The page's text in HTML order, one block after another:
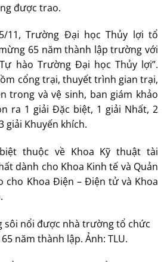
được trao.
11, Trường Đại học Thủy lợi tổ
65 năm thành lập trường với
hào Trường Đại học Thủy lợi”.
cổng trại, thuyết trình gian trại,
trong và vệ sinh, ban giám khảo
ra 1 giải Đặc biệt, 1 giải Nhất, 2
giải Khuyến khích.
thuộc về Khoa Kỹ thuật tài
dành cho Khoa Kinh tế và Quản
cho Khoa Điện – Điện tử và Khoa